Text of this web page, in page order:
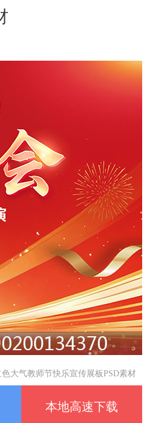
色大气教师节快乐宣传展板PSD素材
本地高速下载